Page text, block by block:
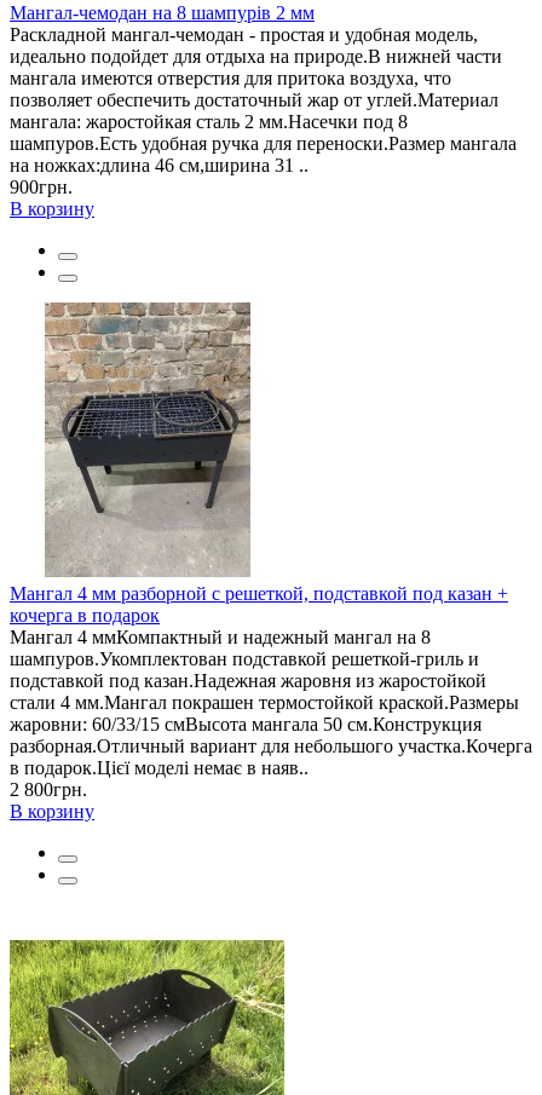
Мангал-чемодан на 8 шампурів 2 мм
Раскладной мангал-чемодан - простая и удобная модель,
идеально подойдет для отдыха на природе.В нижней части
мангала имеются отверстия для притока воздуха, что
позволяет обеспечить достаточный жар от углей.Материал
мангала: жаростойкая сталь 2 мм.Насечки под 8
шампуров.Есть удобная ручка для переноски.Размер мангала
на ножках:длина 46 см,ширина 31 ..
900грн.
В корзину
Мангал 4 мм разборной с решеткой, подставкой под казан +
кочерга в подарок
Мангал 4 ммКомпактный и надежный мангал на 8
шампуров.Укомплектован подставкой решеткой-гриль и
подставкой под казан.Надежная жаровня из жаростойкой
стали 4 мм.Мангал покрашен термостойкой краской.Размеры
жаровни: 60/33/15 смВысота мангала 50 см.Конструкция
разборная.Отличный вариант для небольшого участка.Кочерга
в подарок.Цієї моделі немає в наяв..
2 800грн.
В корзину